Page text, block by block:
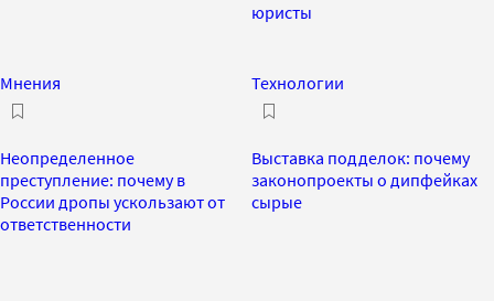
юристы
Мнения
Неопределенное
преступление: почему в
России дропы ускользают от
ответственности
Технологии
Выставка подделок: почему
законопроекты о дипфейках
сырые